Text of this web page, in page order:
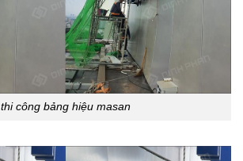
thi công bảng hiệu masan